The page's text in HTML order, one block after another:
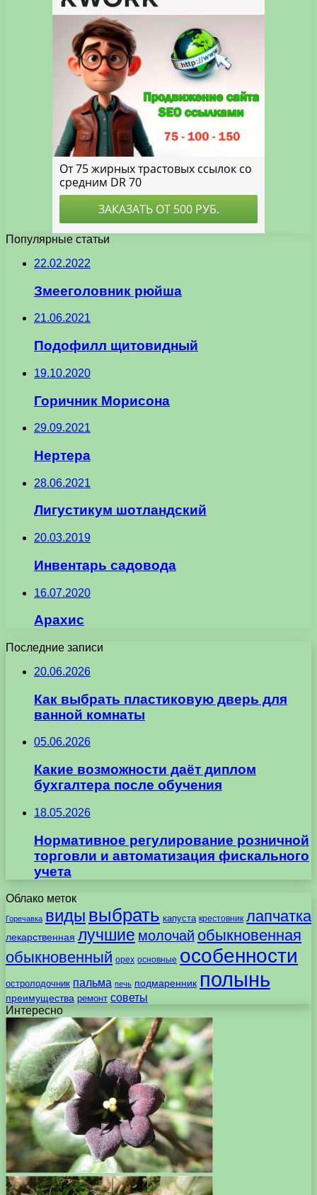
Популярные статьи
22.02.2022
Змееголовник рюйша
21.06.2021
Подофилл щитовидный
19.10.2020
Горичник Морисона
29.09.2021
Нертера
28.06.2021
Лигустикум шотландский
20.03.2019
Инвентарь садовода
16.07.2020
Арахис
Последние записи
20.06.2026
Как выбрать пластиковую дверь для
ванной комнаты
05.06.2026
Какие возможности даёт диплом
бухгалтера после обучения
18.05.2026
Нормативное регулирование розничной
торговли и автоматизация фискального
учета
Облако меток
Горечавка виды выбрать капуста крестовник лапчатка
лекарственная лучшие молочай обыкновенная
обыкновенный орех основные особенности
остролодочник пальма печь подмаренник полынь
преимущества ремонт советы
Интересно